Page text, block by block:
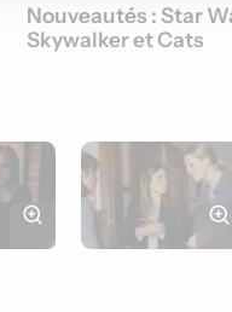
Nouveautés : Star
Skywalker et Cats